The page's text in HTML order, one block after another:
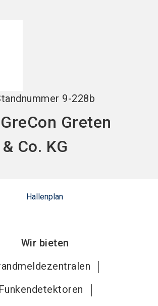
9-228b
Greten
Co. KG
Hallenplan
Wir bieten
Funkendetektoren